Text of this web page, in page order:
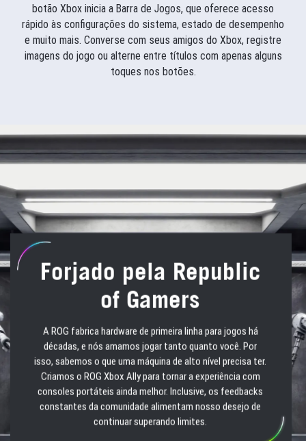
botão Xbox inicia a Barra de Jogos, que oferece acesso
rápido às configurações do sistema, estado de desempenho
e muito mais. Converse com seus amigos do Xbox, registre
imagens do jogo ou alterne entre títulos com apenas alguns
toques nos botões.
Forjado pela Republic
of Gamers
A ROG fabrica hardware de primeira linha para jogos há
décadas, e nós amamos jogar tanto quanto você. Por
isso, sabemos o que uma máquina de alto nível precisa ter.
Criamos o ROG Xbox Ally para tornar a experiência com
consoles portáteis ainda melhor. Inclusive, os feedbacks
constantes da comunidade alimentam nosso desejo de
continuar superando limites.